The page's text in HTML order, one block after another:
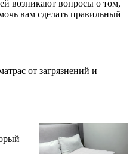
возникают вопросы о том,
вам сделать правильный
от загрязнений и